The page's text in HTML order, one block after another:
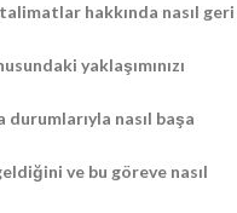
hakkında nasıl geri
yaklaşımınızı
nasıl başa
ve bu göreve nasıl